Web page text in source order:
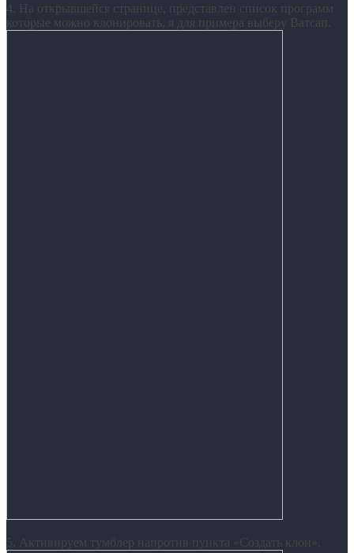
4. На открывшейся странице, представлен список программ
которые можно клонировать, я для примера выберу Ватсап.
5. Активируем тумблер напротив пункта «Создать клон».